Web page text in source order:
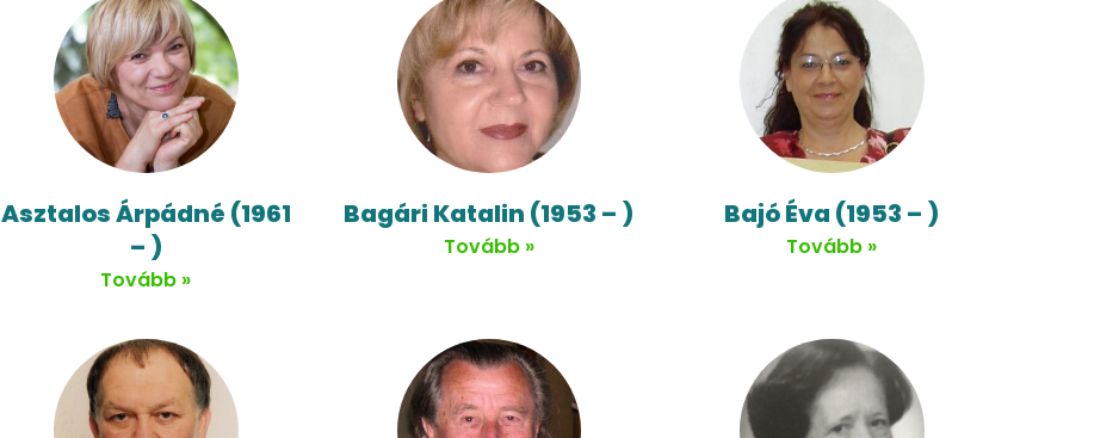
Asztalos Árpádné (1961
– )
Tovább »
Bagári Katalin (1953 – )
Tovább »
Bajó Éva (1953 – )
Tovább »